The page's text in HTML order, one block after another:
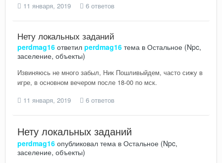
11 января, 2019
6 ответов
Нету локальных заданий
perdmag16 ответил perdmag16 тема в Остальное (Npc,
заселение, объекты)
Извиняюсь не много забыл, Ник Пошливыйдем, часто сижу в
игре, в основном вечером после 18-00 по мск.
11 января, 2019
6 ответов
Нету локальных заданий
perdmag16 опубликовал тема в Остальное (Npc,
заселение, объекты)